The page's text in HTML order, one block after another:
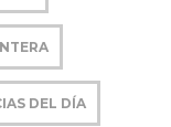
DEL DÍA